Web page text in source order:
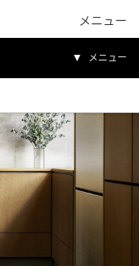
メニュー
メニュー